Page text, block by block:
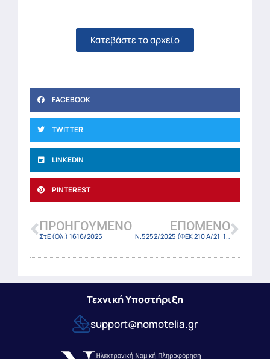
Κατεβάστε το αρχείο
FACEBOOK
TWITTER
LINKEDIN
PINTEREST
ΠΡΟΗΓΟΎΜΕΝΟ
ΣτΕ (Ολ.) 1616/2025
ΕΠΌΜΕΝΟ
Ν.5252/2025 (ΦΕΚ 210 Α/21-11-2025)
Τεχνική Υποστήριξη
support@nomotelia.gr